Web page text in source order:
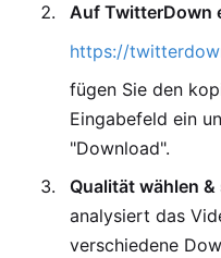
Auf TwitterDown
https://
fügen Sie den
Eingabefeld ein
"Download".
Qualität wählen
analysiert das
verschiedene